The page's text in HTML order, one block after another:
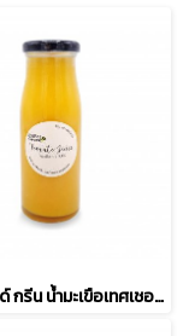
สวีท แอนด์ กรีน น้ำมะเขือเทศเชอร์รี่สีเหลือง 100%